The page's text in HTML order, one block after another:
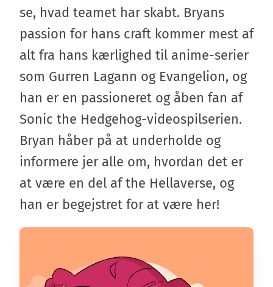
se, hvad teamet har skabt. Bryans
passion for hans craft kommer mest af
alt fra hans kærlighed til anime-serier
som Gurren Lagann og Evangelion, og
han er en passioneret og åben fan af
Sonic the Hedgehog-videospilserien.
Bryan håber på at underholde og
informere jer alle om, hvordan det er
at være en del af the Hellaverse, og
han er begejstret for at være her!